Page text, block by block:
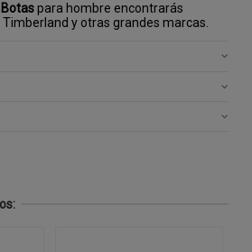
Botaspara hombre encontrarás
y otras grandes marcas.